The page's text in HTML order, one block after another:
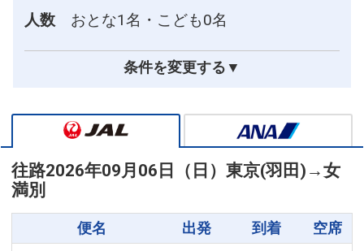
人数
おとな1名・こども0名
条件を変更する▼
往路2026年09月06日（日） 東京(羽田) →女
満別
便名 出発 到着 空席